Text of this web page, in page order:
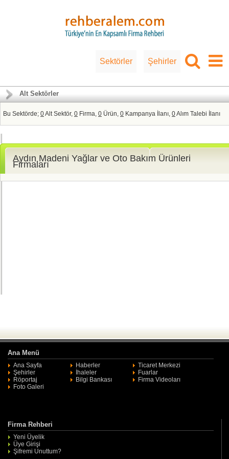
Sektörler Şehirler
Alt Sektörler
Bu Sektörde; 0Alt Sektör, 0 Firma, 0 Ürün, 0 Kampanya İlanı, 0Alım Talebi İlanı
Aydın Madeni Yağlar ve Oto Bakım Ürünleri
Firmaları
Ana Menü
Ana Sayfa Haberler
Ticaret Merkezi
Şehirler
İhaleler
Fuarlar
Röportaj
Bilgi Bankası
Firma Videoları
Foto Galeri
Firma Rehberi
Yeni Üyelik
Üye Girişi
Şifremi Unuttum?